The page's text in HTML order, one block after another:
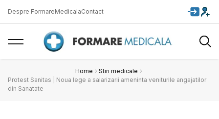
Despre FormareMedicalaContact
Home
Stiri medicale
Protest Sanitas | Noua lege a salarizarii ameninta veniturile angajatilor
din Sanatate